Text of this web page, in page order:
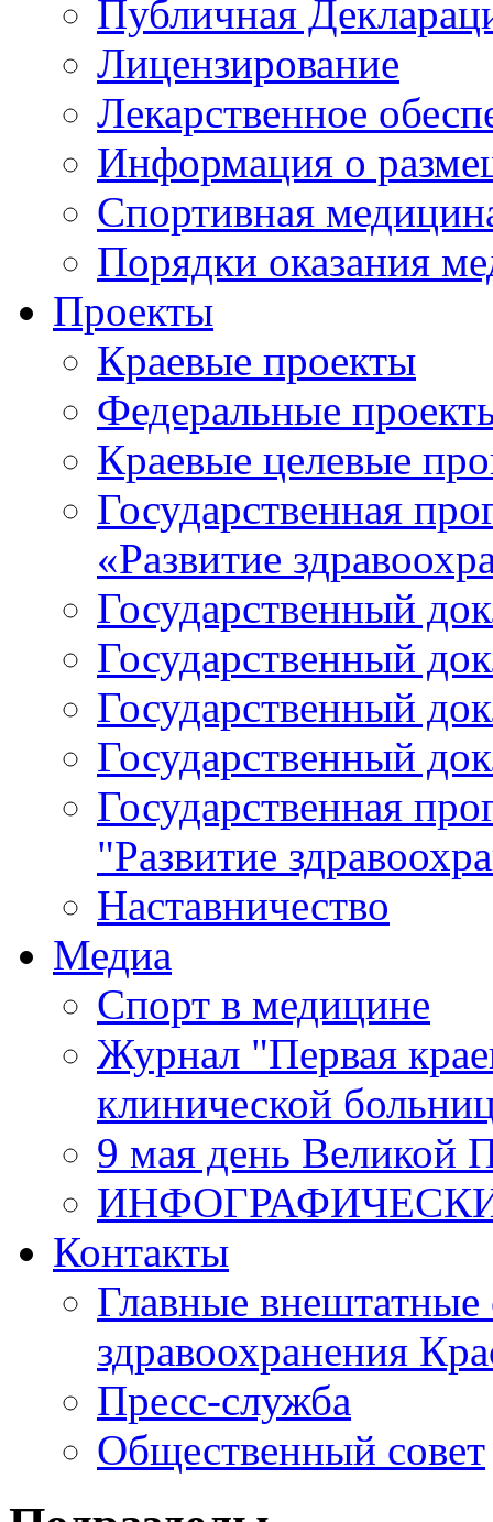
Публичная
Лицензирование
Лекарственное
Информация о
Спортивная
Порядки оказания
Проекты
Краевые проекты
Федеральные
Краевые целевые
Государственная
«Развитие
Государственный
Государственный
Государственный
Государственный
Государственная
"Развитие
Наставничество
Медиа
Спорт в медицине
Журнал "Первая
клинической
9 мая день Великой
Контакты
Главные внештатные
здравоохранения
Пресс-служба
Общественный совет